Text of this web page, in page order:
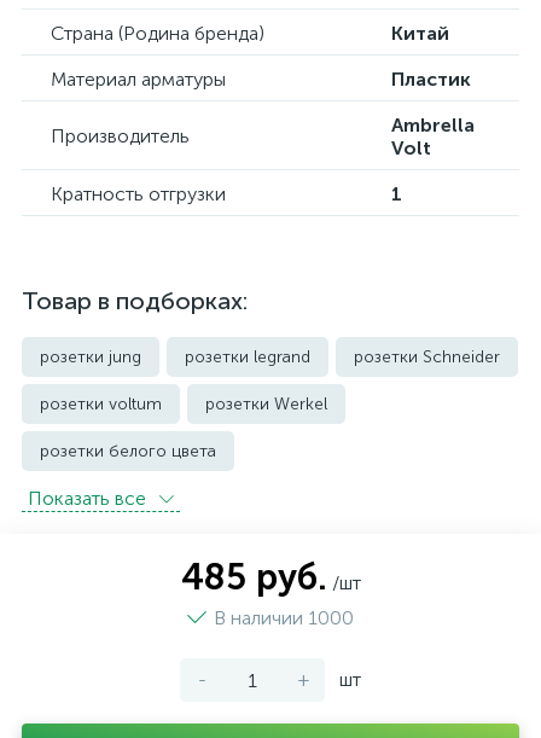
Страна (Родина бренда)
Китай
Материал арматуры
Пластик
Производитель
Ambrella
Volt
Кратность отгрузки
1
Товар в подборках:
розетки jung розетки legrand розетки Schneider
розетки voltum розетки Werkel
розетки белого цвета
розетки с защитой от влаги IP44 и выше
Показать всe
485 руб. /шт
В наличии 1000
- + шт